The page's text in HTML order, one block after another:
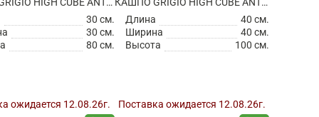
КАШПО GRIGIO HIGH CUBE ANTIQUE WHITE
30 см.
30 см.
80 см.
ожидается 12.08.26г.
КАШПО GRIGIO HIGH CUBE ANTIQUE WHITE
Длина
40 см.
Ширина
40 см.
Высота
100 см.
Поставка ожидается 12.08.26г.